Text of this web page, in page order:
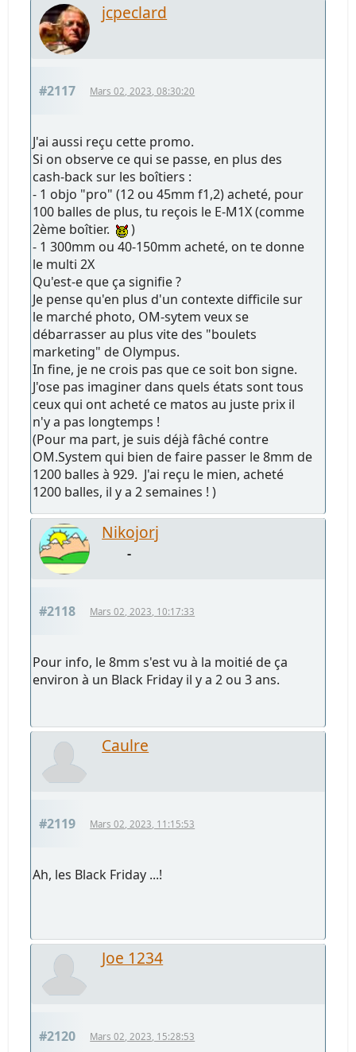
jcpeclard
#2117 Mars 02, 2023, 08:30:20
J'ai aussi reçu cette promo.
Si on observe ce qui se passe, en plus des
cash-back sur les boîtiers :
- 1 objo "pro" (12 ou 45mm f1,2) acheté, pour
100 balles de plus, tu reçois le E-M1X (comme
2ème boîtier.
)
- 1 300mm ou 40-150mm acheté, on te donne
le multi 2X
Qu'est-e que ça signifie ?
Je pense qu'en plus d'un contexte difficile sur
le marché photo, OM-sytem veux se
débarrasser au plus vite des "boulets
marketing" de Olympus.
In fine, je ne crois pas que ce soit bon signe.
J'ose pas imaginer dans quels états sont tous
ceux qui ont acheté ce matos au juste prix il
n'y a pas longtemps !
(Pour ma part, je suis déjà fâché contre
OM.System qui bien de faire passer le 8mm de
1200 balles à 929. J'ai reçu le mien, acheté
1200 balles, il y a 2 semaines ! )
Nikojorj
-
#2118 Mars 02, 2023, 10:17:33
Pour info, le 8mm s'est vu à la moitié de ça
environ à un Black Friday il y a 2 ou 3 ans.
Caulre
#2119 Mars 02, 2023, 11:15:53
Ah, les Black Friday ...!
Joe 1234
#2120 Mars 02, 2023, 15:28:53